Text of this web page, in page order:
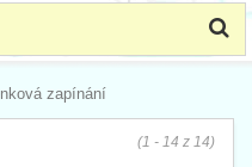
zapínání
(1 - 14 z 14)